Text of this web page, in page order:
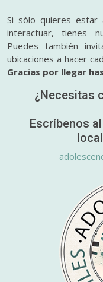
Si sólo quieres
interactuar, tienes
Puedes también
ubicaciones a hacer
Gracias por llegar
¿Necesitas
Escríbenos